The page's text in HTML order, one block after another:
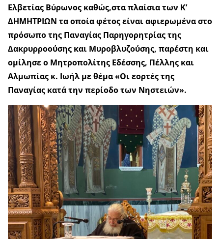
Ελβετίας Βύρωνος καθώς,στα πλαίσια των Κ’
ΔΗΜΗΤΡΙΩΝ τα οποία φέτος είναι αφιερωμένα στο
πρόσωπο της Παναγίας Παρηγορητρίας της
Δακρυρροούσης και Μυροβλυζούσης, παρέστη και
ομίλησε ο Μητροπολίτης Εδέσσης, Πέλλης και
Αλμωπίας κ. Ιωήλ με θέμα «Οι εορτές της
Παναγίας κατά την περίοδο των Νηστειών».